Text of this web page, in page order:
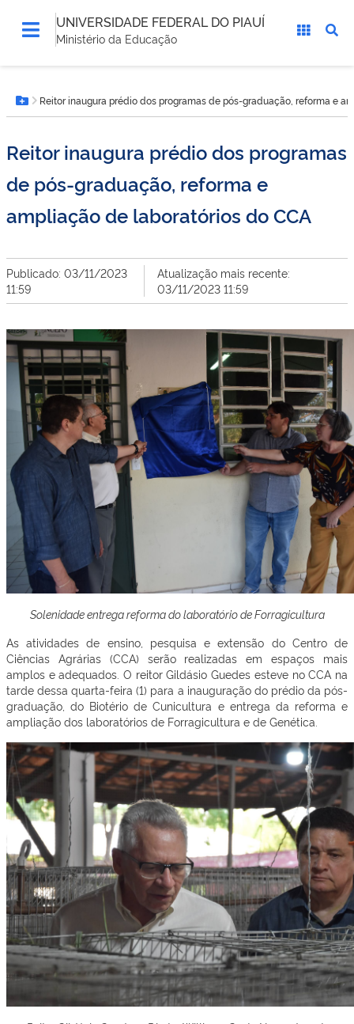
UNIVERSIDADE FEDERAL DO PIAUÍ
Ministério da Educação
está
aqui:Botão Menu
Reitor inaugura prédio dos programas de pós-graduação, reforma e
Reitor inaugura prédio dos programas
de pós-graduação, reforma e
ampliação de laboratórios do CCA
Publicado: 03/11/2023
11:59
Atualização mais recente:
03/11/2023 11:59
Solenidade entrega reforma do laboratório de Forragicultura
As atividades de ensino, pesquisa e extensão do Centro de
Ciências Agrárias (CCA) serão realizadas em espaços mais
amplos e adequados. O reitor Gildásio Guedes esteve no CCA na
tarde dessa quarta-feira (1) para a inauguração do prédio da pós-
graduação, do Biotério de Cunicultura e entrega da reforma e
ampliação dos laboratórios de Forragicultura e de Genética.